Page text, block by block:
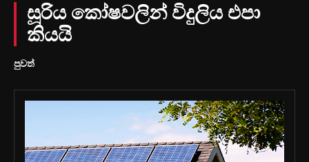
සූරිය කෝෂවලින් විදුලිය එපා
කියයි
පුවත්